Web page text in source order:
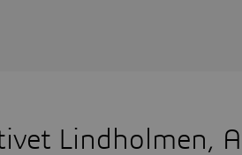
Lindholmen,